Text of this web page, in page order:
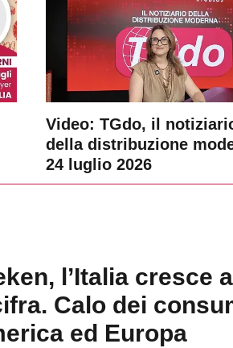
Video: TGdo, il
della distribuzione
24 luglio 2026
l’Italia cresce a
Calo dei
ed Europa